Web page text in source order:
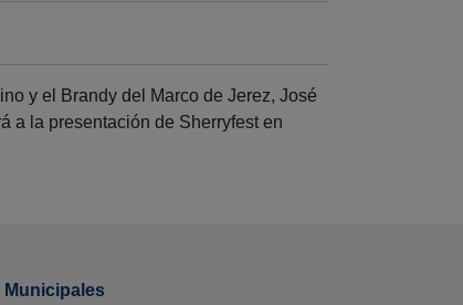
y el Brandy del Marco de Jerez, José
a la presentación de Sherryfest en
Municipales